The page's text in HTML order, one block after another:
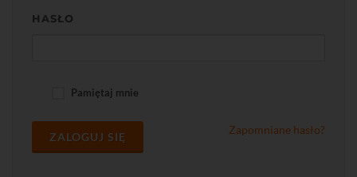
HASŁO
Pamiętaj mnie
ZALOGUJ SIĘ
Zapomniane hasło?